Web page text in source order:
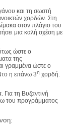
και τη σωστή
χορδών. Στη
στον πλάγιο του
μια καλή σχέση με
ώστε ο
της
γραμμένα ώστε ο
η επάνω 3η χορδή.
Για τη Βυζαντινή
του προγράμματος